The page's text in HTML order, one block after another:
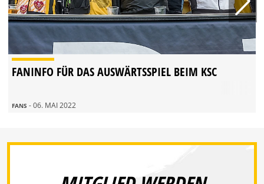
FANINFO FÜR DAS AUSWÄRTSSPIEL BEIM KSC
FANS - 06. MAI 2022